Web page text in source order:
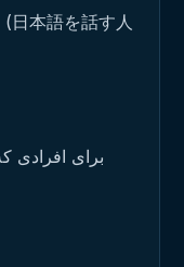
本語を話す人